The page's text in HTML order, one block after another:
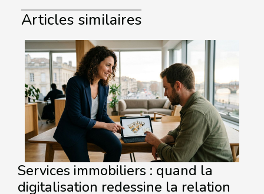
Articles similaires
Services immobiliers : quand la
digitalisation redessine la relation